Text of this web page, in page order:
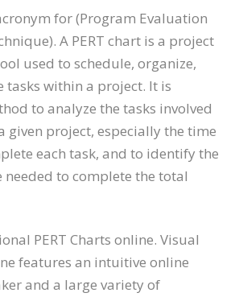
for (Program Evaluation
A PERT chart is a project
used to schedule, organize,
tasks within a project. It is
to analyze the tasks involved
given project, especially the time
each task, and to identify the
to complete the total
PERT Charts online. Visual
features an intuitive online
and a large variety of